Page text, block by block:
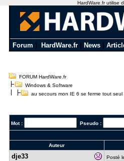
Forum HardWare.fr News
FORUM HardWare.fr
Windows & Software
au secours mon IE 6 se ferme tout seul
Mot : Pseudo :
Auteur
dje33 Posté
HardWare.fr utilise